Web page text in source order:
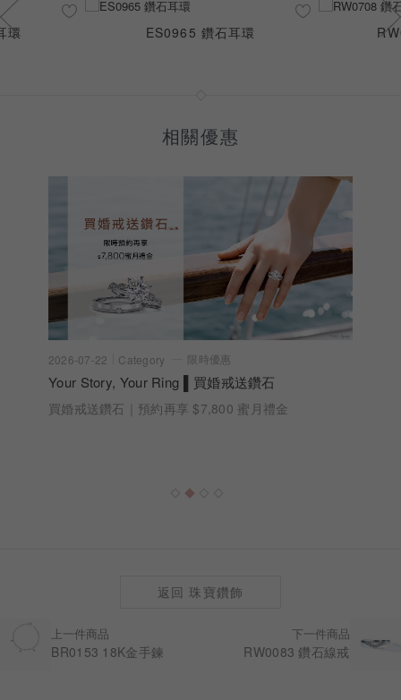
環 ES0965 鑽石耳環
相關優惠
2026-07-22 Category 限時優惠
Your Story, Your Ring ▌買婚戒送鑽石
買婚戒送鑽石｜預約再享 $7,800 蜜月禮金
上一件商品
BR0153 18K金手鍊
下一件商品
RW0083 鑽石線戒
返回 珠寶鑽飾